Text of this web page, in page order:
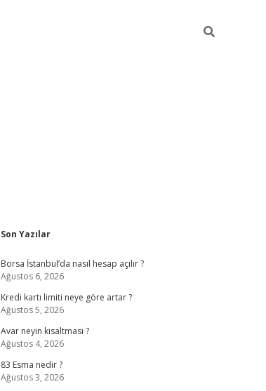
Sidebar
Son Yazılar
Borsa İstanbul’da nasıl hesap açılır ?
Ağustos 6, 2026
Kredi kartı limiti neye göre artar ?
Ağustos 5, 2026
Avar neyin kısaltması ?
Ağustos 4, 2026
83 Esma nedir ?
Ağustos 3, 2026